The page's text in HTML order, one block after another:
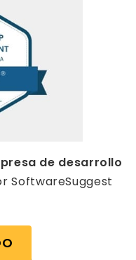
de desarrollo
SoftwareSuggest